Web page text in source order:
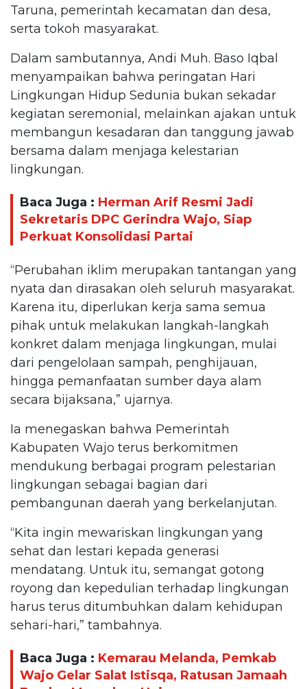
Taruna, pemerintah kecamatan dan desa,
serta tokoh masyarakat.
Dalam sambutannya, Andi Muh. Baso Iqbal
menyampaikan bahwa peringatan Hari
Lingkungan Hidup Sedunia bukan sekadar
kegiatan seremonial, melainkan ajakan untuk
membangun kesadaran dan tanggung jawab
bersama dalam menjaga kelestarian
lingkungan.
Baca Juga : Herman Arif Resmi Jadi
Sekretaris DPC Gerindra Wajo, Siap
Perkuat Konsolidasi Partai
“Perubahan iklim merupakan tantangan yang
nyata dan dirasakan oleh seluruh masyarakat.
Karena itu, diperlukan kerja sama semua
pihak untuk melakukan langkah-langkah
konkret dalam menjaga lingkungan, mulai
dari pengelolaan sampah, penghijauan,
hingga pemanfaatan sumber daya alam
secara bijaksana,” ujarnya.
Ia menegaskan bahwa Pemerintah
Kabupaten Wajo terus berkomitmen
mendukung berbagai program pelestarian
lingkungan sebagai bagian dari
pembangunan daerah yang berkelanjutan.
“Kita ingin mewariskan lingkungan yang
sehat dan lestari kepada generasi
mendatang. Untuk itu, semangat gotong
royong dan kepedulian terhadap lingkungan
harus terus ditumbuhkan dalam kehidupan
sehari-hari,” tambahnya.
Baca Juga : Kemarau Melanda, Pemkab
Wajo Gelar Salat Istisqa, Ratusan Jamaah